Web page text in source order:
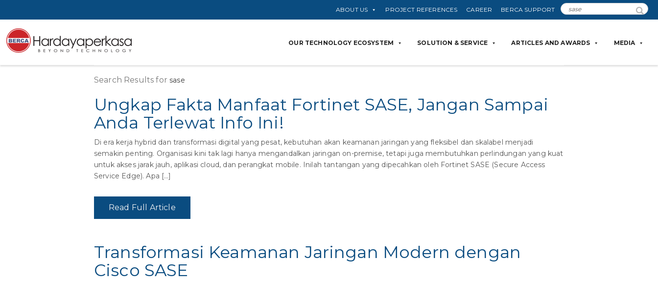
ABOUT US PROJECT REFERENCES CAREER BERCA SUPPORT
OUR TECHNOLOGY ECOSYSTEM SOLUTION & SERVICE ARTICLES AND AWARDS MEDIA
Search Results for sase
Ungkap Fakta Manfaat Fortinet SASE, Jangan Sampai
Anda Terlewat Info Ini!
Di era kerja hybrid dan transformasi digital yang pesat, kebutuhan akan keamanan jaringan yang fleksibel dan skalabel menjadi
semakin penting. Organisasi kini tak lagi hanya mengandalkan jaringan on-premise, tetapi juga membutuhkan perlindungan yang kuat
untuk akses jarak jauh, aplikasi cloud, dan perangkat mobile. Inilah tantangan yang dipecahkan oleh Fortinet SASE (Secure Access
Service Edge). Apa […]
Read Full Article
Transformasi Keamanan Jaringan Modern dengan
Cisco SASE